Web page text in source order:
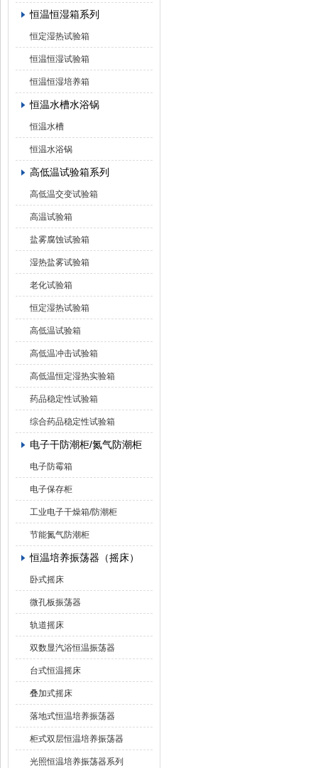
恒温恒湿箱系列
恒定湿热试验箱
恒温恒湿试验箱
恒温恒湿培养箱
恒温水槽水浴锅
恒温水槽
恒温水浴锅
高低温试验箱系列
高低温交变试验箱
高温试验箱
盐雾腐蚀试验箱
湿热盐雾试验箱
老化试验箱
恒定湿热试验箱
高低温试验箱
高低温冲击试验箱
高低温恒定湿热实验箱
药品稳定性试验箱
综合药品稳定性试验箱
电子干防潮柜/氮气防潮柜
电子防霉箱
电子保存柜
工业电子干燥箱/防潮柜
节能氮气防潮柜
恒温培养振荡器（摇床）
卧式摇床
微孔板振荡器
轨道摇床
双数显汽浴恒温振荡器
台式恒温摇床
叠加式摇床
落地式恒温培养振荡器
柜式双层恒温培养振荡器
光照恒温培养振荡器系列